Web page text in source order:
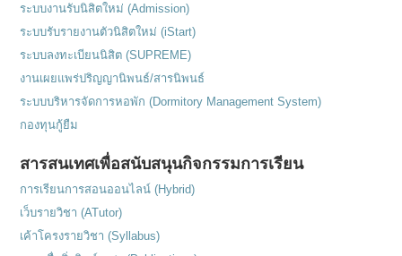
ระบบงานรับนิสิตใหม่ (Admission)
ระบบรับรายงานตัวนิสิตใหม่ (iStart)
ระบบลงทะเบียนนิสิต (SUPREME)
งานเผยแพร่ปริญญานิพนธ์/สารนิพนธ์
ระบบบริหารจัดการหอพัก (Dormitory Management System)
กองทุนกู้ยืม
สารสนเทศเพื่อสนับสนุนกิจกรรมการเรียน
การเรียนการสอนออนไลน์ (Hybrid)
เว็บรายวิชา (ATutor)
เค้าโครงรายวิชา (Syllabus)